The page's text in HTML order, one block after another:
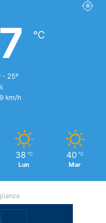
℃
- 25º
km/h
38 ℃
Lun
40 ℃
Mar